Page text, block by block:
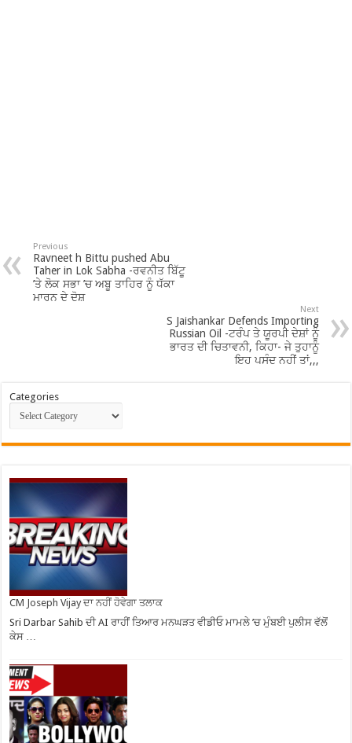
Previous
Ravneet h Bittu pushed Abu
Taher in Lok Sabha -ਰਵਨੀਤ ਬਿੱਟੂ
’ਤੇ ਲੋਕ ਸਭਾ ’ਚ ਅਬੂ ਤਾਹਿਰ ਨੂੰ ਧੱਕਾ
ਮਾਰਨ ਦੇ ਦੋਸ਼
Next
S Jaishankar Defends Importing
Russian Oil -ਟਰੰਪ ਤੇ ਯੂਰਪੀ ਦੇਸ਼ਾਂ ਨੂੰ
ਭਾਰਤ ਦੀ ਚਿਤਾਵਨੀ, ਕਿਹਾ- ਜੇ ਤੁਹਾਨੂੰ
ਇਹ ਪਸੰਦ ਨਹੀਂ ਤਾਂ,,,
Categories
CM Joseph Vijay ਦਾ ਨਹੀਂ ਹੋਵੇਗਾ ਤਲਾਕ
Sri Darbar Sahib ਦੀ AI ਰਾਹੀਂ ਤਿਆਰ ਮਨਘੜਤ ਵੀਡੀਓ ਮਾਮਲੇ ’ਚ ਮੁੰਬਈ ਪੁਲੀਸ ਵੱਲੋਂ
ਕੇਸ …